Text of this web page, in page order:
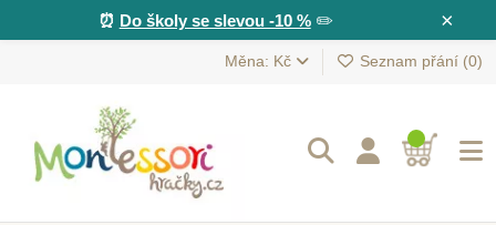
×
⏰ Do školy se slevou -10 %✏️
Měna: Kč Seznam přání (0)